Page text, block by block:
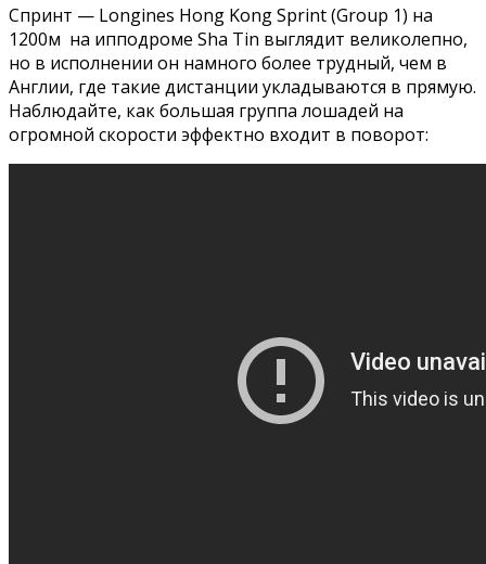
Спринт — Longines Hong Kong Sprint (Group 1) на
1200м на ипподроме Sha Tin выглядит великолепно,
но в исполнении он намного более трудный, чем в
Англии, где такие дистанции укладываются в прямую.
Наблюдайте, как большая группа лошадей на
огромной скорости эффектно входит в поворот: